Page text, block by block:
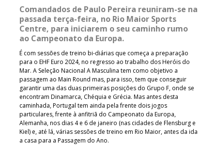
Comandados de Paulo Pereira reuniram-se na
passada terça-feira, no Rio Maior Sports
Centre, para iniciarem o seu caminho rumo
ao Campeonato da Europa.
É com sessões de treino bi-diárias que começa a preparação
para o EHF Euro 2024, no regresso ao trabalho dos Heróis do
Mar. A Seleção Nacional A Masculina tem como objetivo a
passagem ao Main Round mas, para isso, tem que conseguir
garantir uma das duas primeiras posições do Grupo F, onde se
encontram Dinamarca, Chéquia e Grécia. Mas antes desta
caminhada, Portugal tem ainda pela frente dois jogos
particulares, frente à anfitriã do Campeonato da Europa,
Alemanha, nos dias 4 e 6 de janeiro (nas cidades de Flensburg e
Kiel) e, até lá, várias sessões de treino em Rio Maior, antes da ida
a casa para a Passagem do Ano.